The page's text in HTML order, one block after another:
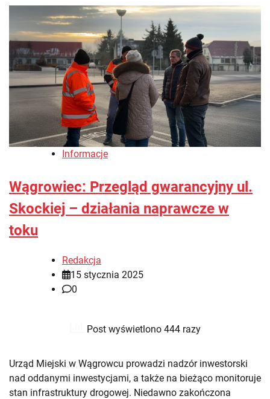
Informacje
Wągrowiec: Przegląd gwarancyjny ul.
Skockiej – działania naprawcze w
toku
Redakcja
15 stycznia 2025
0
Post wyświetlono 444 razy
Urząd Miejski w Wągrowcu prowadzi nadzór inwestorski
nad oddanymi inwestycjami, a także na bieżąco monitoruje
stan infrastruktury drogowej. Niedawno zakończona